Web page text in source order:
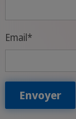
Email*
Envoyer